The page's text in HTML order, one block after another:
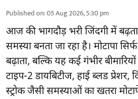
Published on:05 Aug 2026, 5:30 pm
आज की भागदौड़ भरी जिंदगी में
समस्या बनता जा रहा है। मोटापा
बढ़ाता, बल्कि यह कई गंभीर बीमारियों
टाइप-2 डायबिटीज, हाई ब्लड प्रेशर,
स्ट्रोक जैसी समस्याओं का खतरा